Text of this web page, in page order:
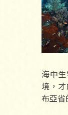
海中
境，
布亞省